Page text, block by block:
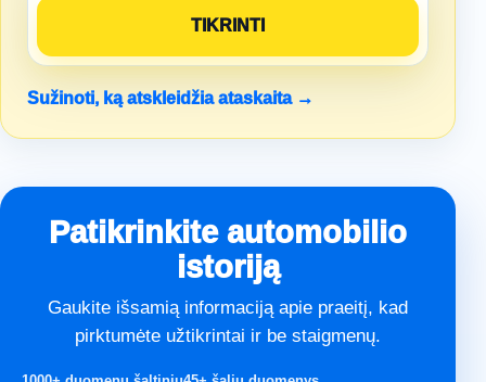
Sužinoti, ką atskleidžia ataskaita →
Patikrinkite automobilio
istoriją
Gaukite išsamią informaciją apie praeitį, kad
pirktumėte užtikrintai ir be staigmenų.